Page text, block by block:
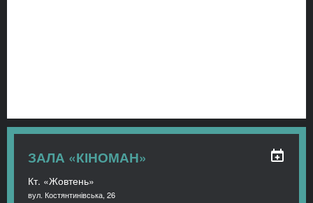
ЗАЛА «КІНОМАН»
Кт. «Жовтень»
вул. Костянтинівська, 26